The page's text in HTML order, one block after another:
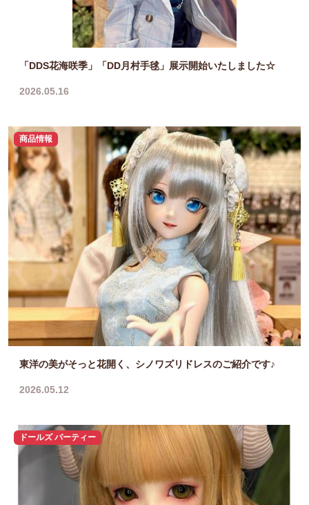
「DDS花海咲季」「DD月村手毬」展示開始いたしました☆
2026.05.16
商品情報
東洋の美がそっと花開く、シノワズリドレスのご紹介です♪
2026.05.12
ドールズ パーティー